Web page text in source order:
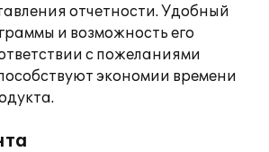
отчетности. Удобный
и возможность его
с пожеланиями
экономии времени